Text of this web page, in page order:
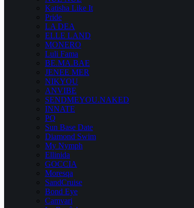
Katisha Like It
Pride
LA DEA
ELLE LAND
MONERO
Luli Fama
BE.MA.BAE
JENEE MER
NIKYOU
ANVIBE
SENDMEYOU.NAKED
INNATE
PQ
Sun Base Date
Diamond Swim
My Nymph
Ellinida
GOCCIA
Moresqa
SandCruise
Bond Eye
Camvari